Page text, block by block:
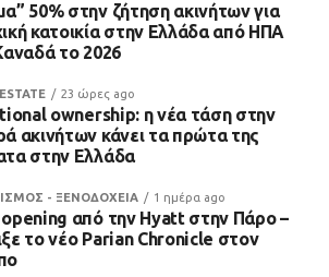
50% στην ζήτηση ακινήτων για
κατοικία στην Ελλάδα από ΗΠΑ
το 2026
23 ώρες ago
ownership: η νέα τάση στην
ακινήτων κάνει τα πρώτα της
στην Ελλάδα
- ΞΕΝΟΔΟΧΕΙΑ 1 ημέρα ago
από την Hyatt στην Πάρο –
το νέο Parian Chronicle στον